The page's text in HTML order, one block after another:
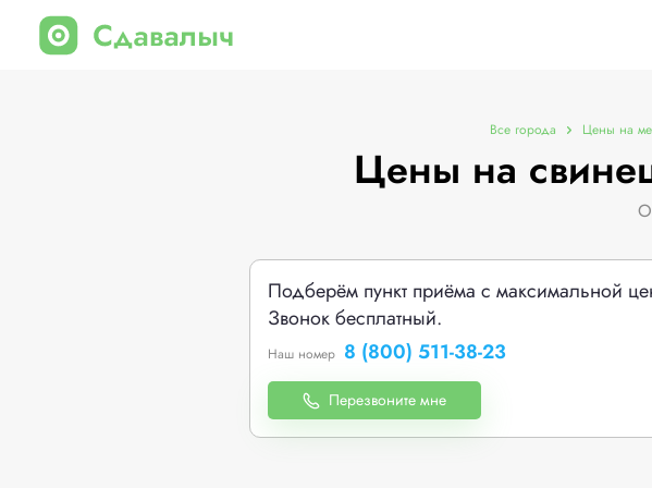
Все города Цены на
Цены на
Подберём пункт приёма с максимальной
Звонок бесплатный.
Наш номер 8 (800) 511-38-23
Перезвоните мне